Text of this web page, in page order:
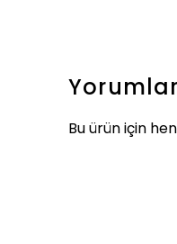
Yorumlar
Bu ürün için